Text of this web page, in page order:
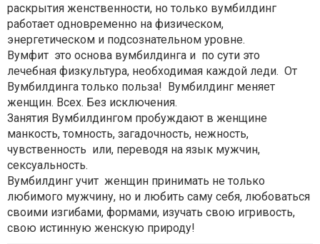
раскрытия женственности, но только вумбилдинг
работает одновременно на физическом,
энергетическом и подсознательном уровне.
Вумфит это основа вумбилдинга и по сути это
лечебная физкультура, необходимая каждой леди. От
Вумбилдинга только польза! Вумбилдинг меняет
женщин. Всех. Без исключения.
Занятия Вумбилдингом пробуждают в женщине
манкость, томность, загадочность, нежность,
чувственность или, переводя на язык мужчин,
сексуальность.
Вумбилдинг учит женщин принимать не только
любимого мужчину, но и любить саму себя, любоваться
своими изгибами, формами, изучать свою игривость,
свою истинную женскую природу!